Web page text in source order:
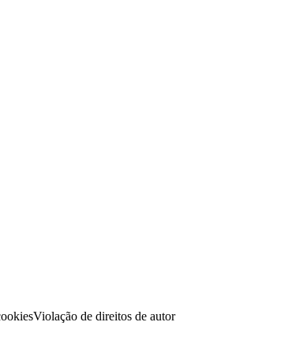
Violação de direitos de autor